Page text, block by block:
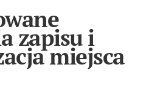
zapisu i
miejsca